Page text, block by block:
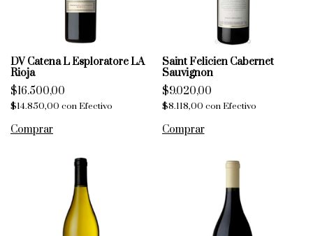
DV Catena L Esploratore LA
Rioja
$16.500,00
$14.850,00 conEfectivo
Saint Felicien Cabernet
Sauvignon
$9.020,00
$8.118,00 con Efectivo